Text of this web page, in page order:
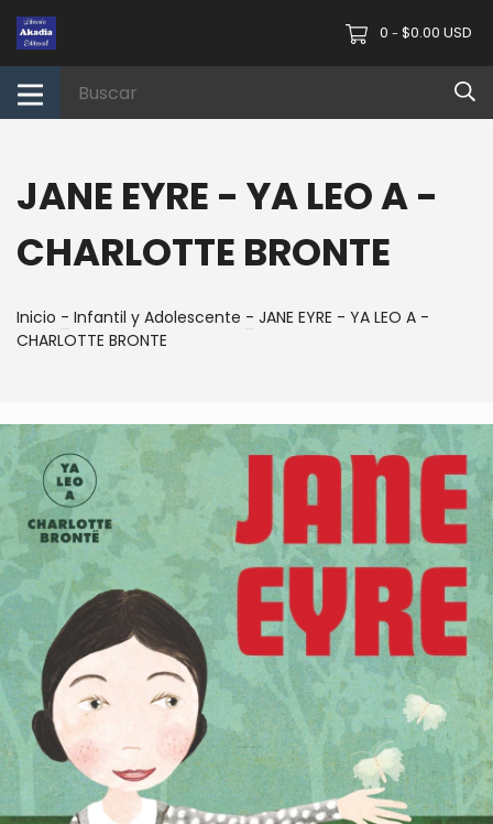
0 - $0.00 USD
JANE EYRE - YA LEO A -
CHARLOTTE BRONTE
Inicio - Infantil y Adolescente - JANE EYRE - YA LEO A -
CHARLOTTE BRONTE